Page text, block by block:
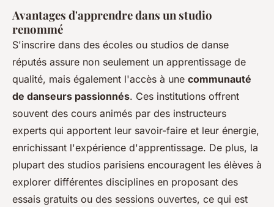
Avantages d'apprendre dans un studio
renommé
S'inscrire dans des écoles ou studios de danse
réputés assure non seulement un apprentissage de
qualité, mais également l'accès à une communauté
de danseurs passionnés. Ces institutions offrent
souvent des cours animés par des instructeurs
experts qui apportent leur savoir-faire et leur énergie,
enrichissant l'expérience d'apprentissage. De plus, la
plupart des studios parisiens encouragent les élèves à
explorer différentes disciplines en proposant des
essais gratuits ou des sessions ouvertes, ce qui est